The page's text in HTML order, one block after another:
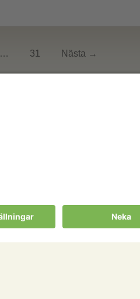
… 31 Nästa →
Hushållningssällskapens
Förbund